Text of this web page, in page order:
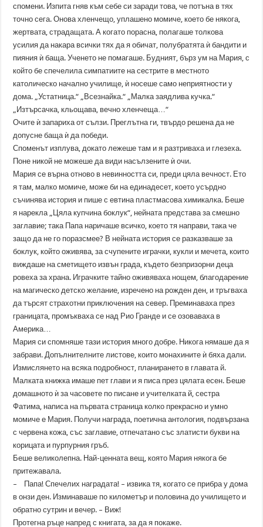
спомени. Изпита гняв към себе си заради това, че потъна в тях
точно сега. Онова хленчещо, уплашено момиче, което бе някога,
жертвата, страдащата. А когато порасна, полагаше толкова
усилия да накара всички тях да я обичат, полубратята ѝ бандити и
пияния ѝ баща. Ученето не помагаше. Будният, бърз ум на Мария, с
който бе спечелила симпатиите на сестрите в местното
католическо начално училище, ѝ носеше само неприятности у
дома. „Устатница.“ „Всезнайка.“ „Малка заядлива кучка.“
„Изтърсачка, кльощава, вечно хленчеща…“
Очите ѝ запариха от сълзи. Преглътна ги, твърдо решена да не
допусне баща ѝ да победи.
Споменът изплува, докато лежеше там и я разтриваха и глезеха.
Поне никой не можеше да види насълзените ѝ очи.
Мария се върна отново в невинността си, преди цяла вечност. Ето
я там, малко момиче, може би на единадесет, което усърдно
съчинява история и пише с евтина пластмасова химикалка. Беше
я нарекла „Цяла купчина боклук“, нейната представа за смешно
заглавие; така Папа наричаше всичко, което тя направи, така че
защо да не го поразсмее? В нейната история се разказваше за
боклук, който оживява, за счупените играчки, кукли и мечета, които
виждаше на сметището извън града, където безпризорни деца
ровеха за храна. Играчките тайно оживяваха нощем, благодарение
на магическо детско желание, изречено на рожден ден, и тръгваха
да търсят страхотни приключения на север. Преминаваха през
границата, промъкваха се над Рио Гранде и се озоваваха в
Америка…
Мария си спомняше тази история много добре. Никога нямаше да я
забрави. Допълнителните листове, които монахините ѝ бяха дали.
Измислянето на всяка подробност, планирането в главата й.
Малката книжка имаше пет глави и я писа през цялата есен. Беше
домашното ѝ за часовете по писане и учителката й, сестра
Фатима, написа на първата страница колко прекрасно и умно
момиче е Мария. Получи награда, поетична антология, подвързана
с червена кожа, със заглавие, отпечатано със златисти букви на
корицата и пурпурния гръб.
Беше великолепна. Най-ценната вещ, която Мария някога бе
притежавала.
– Папа! Спечелих наградата! – извика тя, когато се прибра у дома
в онзи ден. Изминаваше по километър и половина до училището и
обратно сутрин и вечер. – Виж!
Протегна ръце напред с книгата, за да я покаже.